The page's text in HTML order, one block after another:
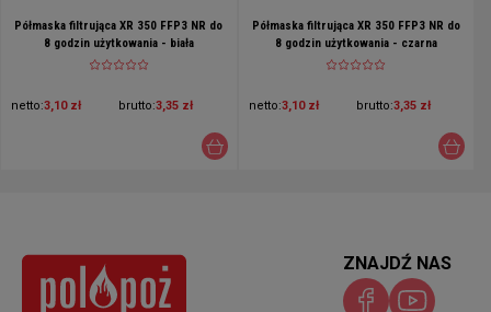
Półmaska filtrująca XR 350 FFP3 NR do
8 godzin użytkowania - biała
netto:3,10 zł brutto:3,35 zł
Półmaska filtrująca XR 350 FFP3 NR do
8 godzin użytkowania - czarna
netto:3,10 zł brutto:3,35 zł
ZNAJDŹ NAS